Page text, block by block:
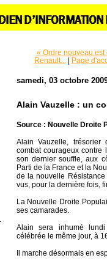
« Ordre nouveau est
Renault...
| Page
samedi, 03 octobre
Alain Vauzelle : un
Source : Nouvelle Droite
Alain Vauzelle,
combat courageux contre
son dernier souffle, aux
Parti de la France et la
de la nouvelle
vus, pour la dernière fois,
La Nouvelle Droite
ses camarades.
Alain sera inhumé
célébrée le même jour, à
Il marche désormais en